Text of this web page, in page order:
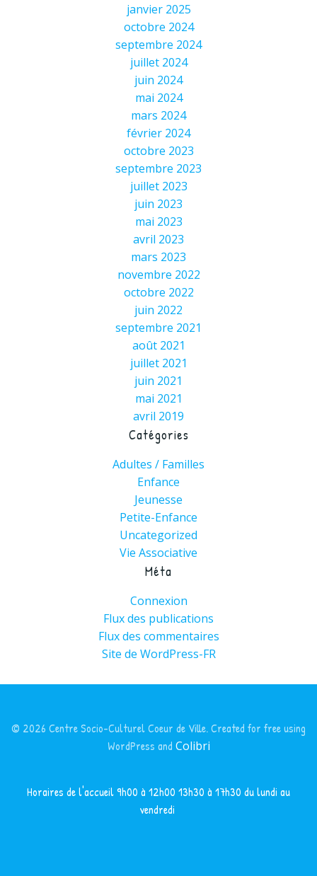
janvier 2025
octobre 2024
septembre 2024
juillet 2024
juin 2024
mai 2024
mars 2024
février 2024
octobre 2023
septembre 2023
juillet 2023
juin 2023
mai 2023
avril 2023
mars 2023
novembre 2022
octobre 2022
juin 2022
septembre 2021
août 2021
juillet 2021
juin 2021
mai 2021
avril 2019
Catégories
Adultes / Familles
Enfance
Jeunesse
Petite-Enfance
Uncategorized
Vie Associative
Méta
Connexion
Flux des publications
Flux des commentaires
Site de WordPress-FR
© 2026 Centre Socio-Culturel Coeur de Ville. Created for free using
WordPress and Colibri
Horaires de l'accueil 9h00 à 12h00 13h30 à 17h30 du lundi au
vendredi